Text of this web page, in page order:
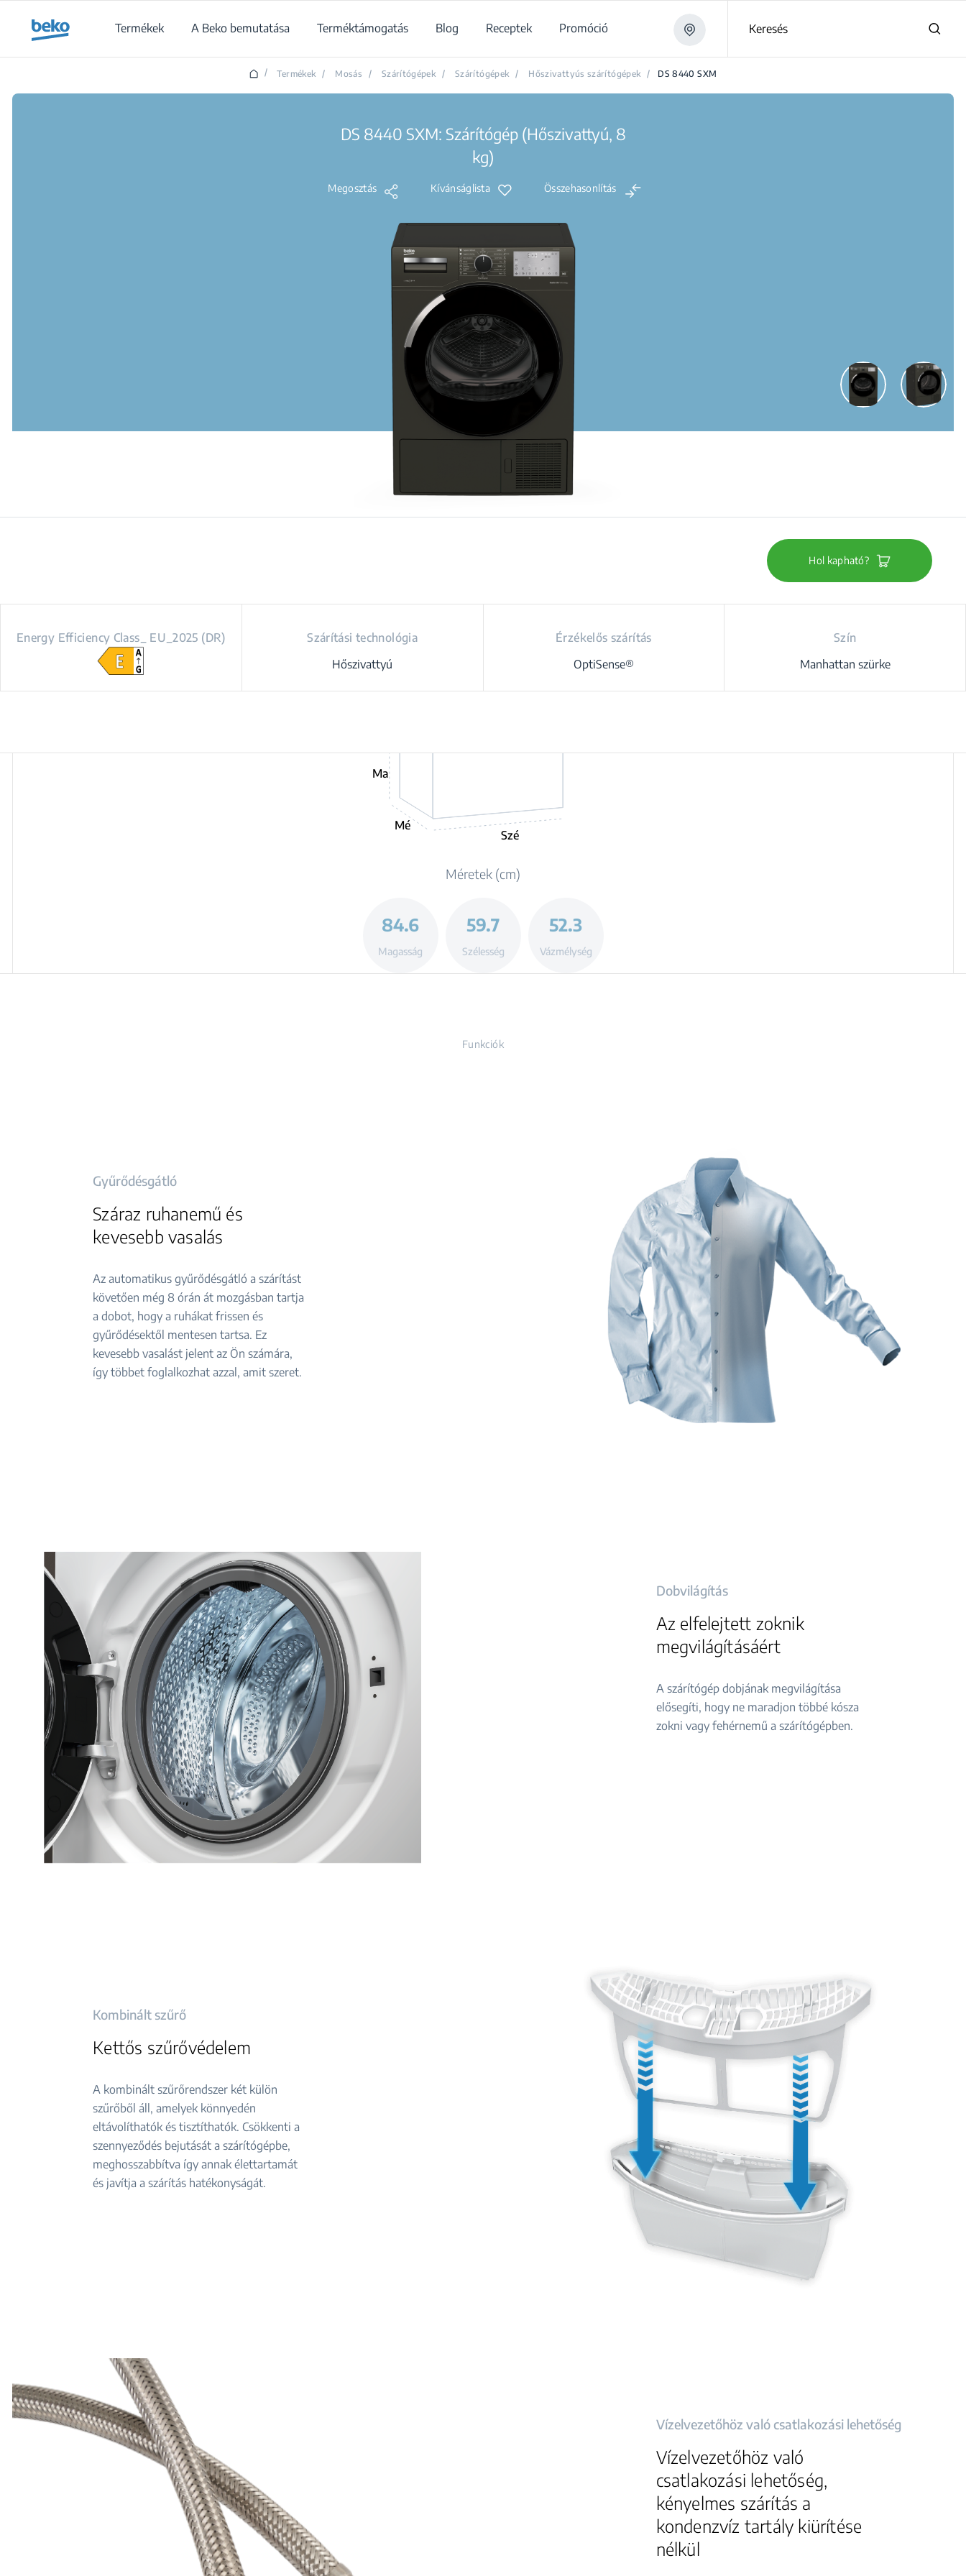
Termékek
A Beko bemutatása Terméktámogatás Blog Receptek Promóció Keresés
/ Termékek / Mosás / Szárítógépek / Szárítógépek / Hőszivattyús szárítógépek / DS 8440 SXM
DS 8440 SXM: Szárítógép (Hőszivattyú, 8
kg)
Megosztás Kívánságlista Összehasonlítás
Hol kapható?
Energy Efficiency Class_ EU_2025 (DR)
Szárítási technológia
Hőszivattyú
Érzékelős szárítás
OptiSense®
Szín
Manhattan szürke
Ma
Mé
Szé
Méretek (cm)
84.6
Magasság
59.7
Szélesség
52.3
Vázmélység
Funkciók
Gyűrődésgátló
Száraz ruhanemű és
kevesebb vasalás
Az automatikus gyűrődésgátló a szárítást
követően még 8 órán át mozgásban tartja
a dobot, hogy a ruhákat frissen és
gyűrődésektől mentesen tartsa. Ez
kevesebb vasalást jelent az Ön számára,
így többet foglalkozhat azzal, amit szeret.
Dobvilágítás
Az elfelejtett zoknik
megvilágításáért
A szárítógép dobjának megvilágítása
elősegíti, hogy ne maradjon többé kósza
zokni vagy fehérnemű a szárítógépben.
Kombinált szűrő
Kettős szűrővédelem
A kombinált szűrőrendszer két külön
szűrőből áll, amelyek könnyedén
eltávolíthatók és tisztíthatók. Csökkenti a
szennyeződés bejutását a szárítógépbe,
meghosszabbítva így annak élettartamát
és javítja a szárítás hatékonyságát.
Vízelvezetőhöz való csatlakozási lehetőség
Vízelvezetőhöz való
csatlakozási lehetőség,
kényelmes szárítás a
kondenzvíz tartály kiürítése
nélkül